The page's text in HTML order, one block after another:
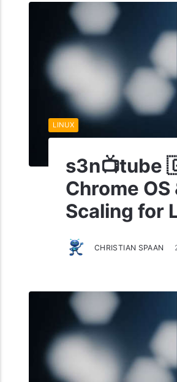
s3n📺tube
Chrome
Scaling for
CHRISTIAN SPAAN
LINUX